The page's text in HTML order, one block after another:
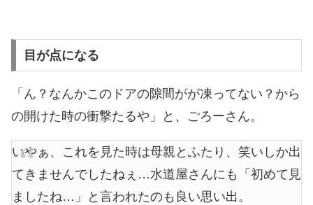
目が点になる
「ん？なんかこのドアの隙間がが凍ってない？から
の開けた時の衝撃たるや」と、ごろーさん。
いやぁ、これを見た時は母親とふたり、笑いしか出
てきませんでしたねぇ…水道屋さんにも「初めて見
ましたね…」と言われたのも良い思い出。